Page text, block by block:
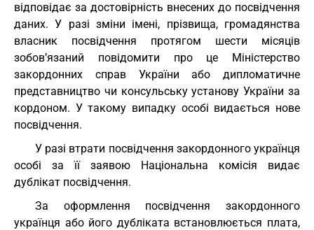
відповідає за достовірність внесених до посвідчення
даних. У разі зміни імені, прізвища, громадянства
власник посвідчення протягом шести місяців
зобов’язаний повідомити про це Міністерство
закордонних справ України або дипломатичне
представництво чи консульську установу України за
кордоном. У такому випадку особі видається нове
посвідчення.
У разі втрати посвідчення закордонного українця
особі за її заявою Національна комісія видає
дублікат посвідчення.
За оформлення посвідчення закордонного
українця або його дубліката встановлюється плата,